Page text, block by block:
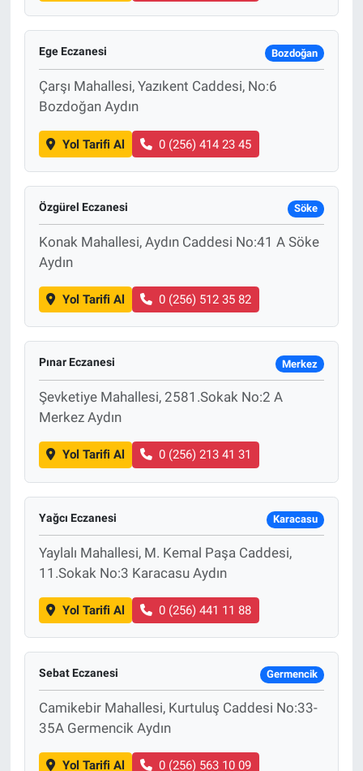
Ege Eczanesi Bozdoğan
Çarşı Mahallesi, Yazıkent Caddesi, No:6
Bozdoğan Aydın
Yol Tarifi Al 0 (256) 414 23 45
Özgürel Eczanesi Söke
Konak Mahallesi, Aydın Caddesi No:41 A Söke
Aydın
Yol Tarifi Al 0 (256) 512 35 82
Pınar Eczanesi Merkez
Şevketiye Mahallesi, 2581.Sokak No:2 A
Merkez Aydın
Yol Tarifi Al 0 (256) 213 41 31
Yağcı Eczanesi Karacasu
Yaylalı Mahallesi, M. Kemal Paşa Caddesi,
11.Sokak No:3 Karacasu Aydın
Yol Tarifi Al 0 (256) 441 11 88
Sebat Eczanesi Germencik
Camikebir Mahallesi, Kurtuluş Caddesi No:33-
35A Germencik Aydın
Yol Tarifi Al 0 (256) 563 10 09